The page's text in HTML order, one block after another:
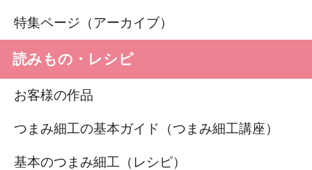
特集ページ（アーカイブ）
読みもの・レシピ
お客様の作品
つまみ細工の基本ガイド（つまみ細工講座）
基本のつまみ細工（レシピ）